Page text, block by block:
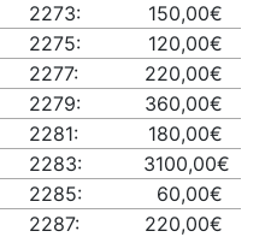
2273:
150,00€
2275:
120,00€
2277:
220,00€
2279:
360,00€
2281:
180,00€
2283:
3100,00€
2285:
60,00€
2287:
220,00€